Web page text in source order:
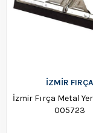
İZMİR FIRÇA
İzmir Fırça Metal
005723